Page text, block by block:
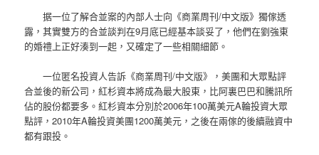
据一位了解合並案的內部人士向《商業周刊/中文版》獨傢透
露，其實雙方的合並談判在9月底已經基本談妥了，他們在劉強東
的婚禮上正好湊到一起，又確定了一些相關細節。
一位匿名投資人告訴《商業周刊/中文版》，美團和大眾點評
合並後的新公司，紅杉資本將成為最大股東，比阿裏巴巴和騰訊所
佔的股份都要多。紅杉資本分別於2006年100萬美元A輪投資大眾
點評，2010年A輪投資美團1200萬美元，之後在兩傢的後續融資中
都有跟投。